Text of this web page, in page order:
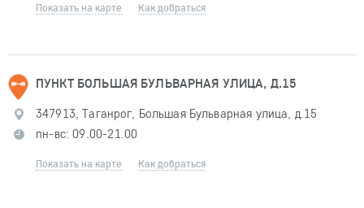
Показать на карте Как добраться
ПУНКТ БОЛЬШАЯ БУЛЬВАРНАЯ УЛИЦА, Д.15
347913, Таганрог, Большая Бульварная улица, д.15
пн-вс: 09.00-21.00
Показать на карте Как добраться